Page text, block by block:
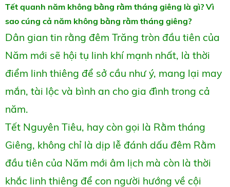
Tết quanh năm không bằng rằm tháng giêng là gì? Vì
sao cúng cả năm không bằng rằm tháng giêng?
Dân gian tin rằng đêm Trăng tròn đầu tiên của
Năm mới sẽ hội tụ linh khí mạnh nhất, là thời
điểm linh thiêng để sở cầu như ý, mang lại may
mắn, tài lộc và bình an cho gia đình trong cả
năm.
Tết Nguyên Tiêu, hay còn gọi là Rằm tháng
Giêng, không chỉ là dịp lễ đánh dấu đêm Rằm
đầu tiên của Năm mới âm lịch mà còn là thời
khắc linh thiêng để con người hướng về cội